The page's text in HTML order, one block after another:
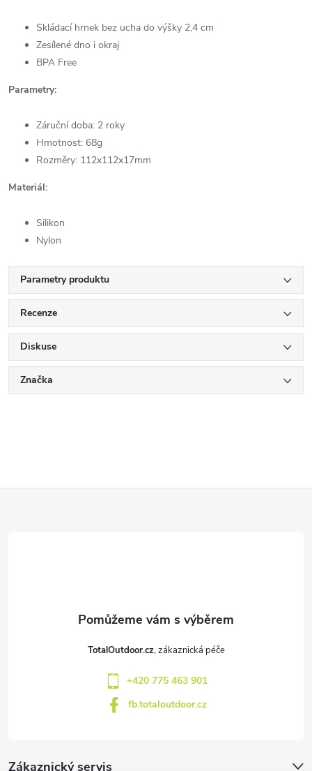
Skládací hrnek bez ucha do výšky 2,4 cm
Zesílené dno i okraj
BPA Free
Parametry:
Záruční doba: 2 roky
Hmotnost: 68g
Rozměry: 112x112x17mm
Materiál:
Silikon
Nylon
Parametry produktu
Recenze
Diskuse
Značka
Zákaznický servis
TotalOutdoor.cz
+420 775 463 901
fb.totaloutdoor.cz